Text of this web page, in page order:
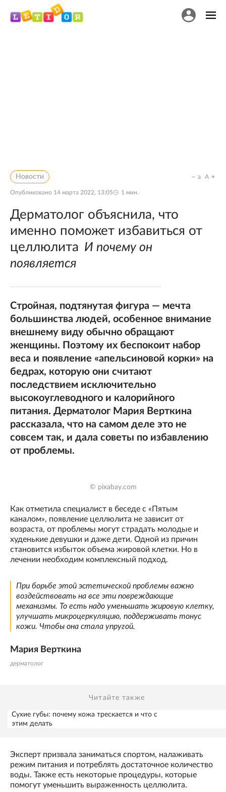
Новости
Опубликовано 14 марта 2022, 13:05 1 мин.
a A
Дерматолог объяснила, что
именно поможет избавиться от
целлюлита И почему он
появляется
Стройная, подтянутая фигура — мечта
большинства людей, особенное внимание
внешнему виду обычно обращают
женщины. Поэтому их беспокоит набор
веса и появление «апельсиновой корки» на
бедрах, которую они считают
последствием исключительно
высокоуглеводного и калорийного
питания. Дерматолог Мария Верткина
рассказала, что на самом деле это не
совсем так, и дала советы по избавлению
от проблемы.
© pixabay.com
Как отметила специалист в беседе с «Пятым
каналом», появление целлюлита не зависит от
возраста, от проблемы могут страдать молодые и
худенькие девушки и даже дети. Одной из причин
становится избыток объема жировой клетки. Но в
лечении необходим комплексный подход.
При борьбе этой эстетической проблемы важно
воздействовать на все эти повреждающие
механизмы. То есть надо уменьшать жировую клетку,
улучшать микроцеркуляцию, поддерживать тонус
кожи. Чтобы она стала упругой.
Мария Верткина
дерматолог
Читайте также
Сухие губы: почему кожа трескается и что с
этим делать
Эксперт призвала заниматься спортом, налаживать
режим питания и потреблять достаточное количество
воды. Также есть некоторые процедуры, которые
помогут уменьшить выраженность целлюлита.